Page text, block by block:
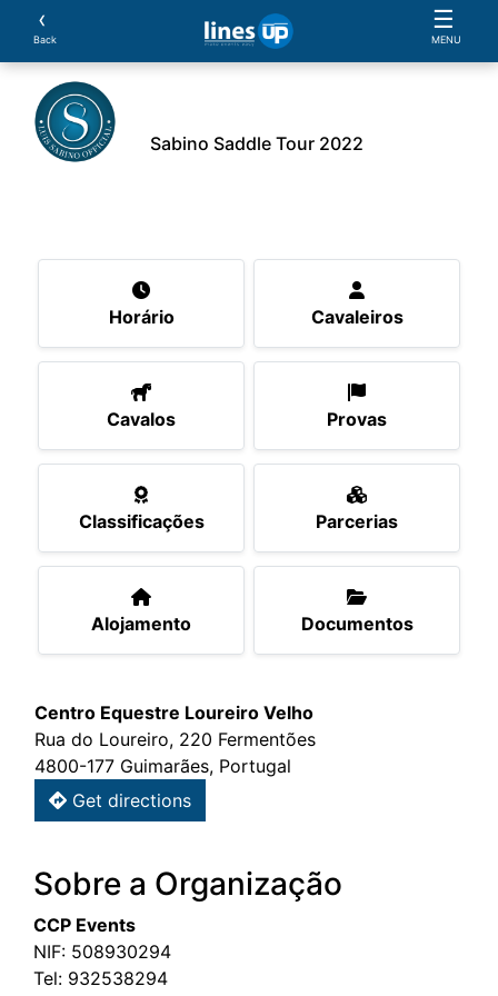
‹
Back
☰
MENU
Sabino Saddle Tour 2022
Horário Cavaleiros
Cavalos Provas
Classificações Parcerias
Alojamento Documentos
Centro Equestre Loureiro Velho
Rua do Loureiro, 220 Fermentões
4800-177 Guimarães, Portugal
Get directions
Sobre a Organização
CCP Events
NIF: 508930294
Tel: 932538294